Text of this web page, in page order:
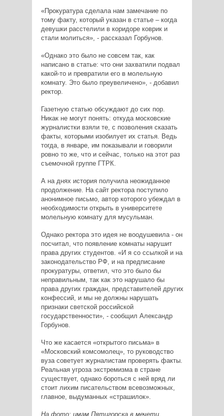
«Прокуратура сделала нам замечание по
тому факту, который указан в статье – когда
девушки расстелили в коридоре коврик и
стали молиться», - рассказал Горбунов.
«Однако это было не совсем так, как
написано в статье: что они захватили подвал
какой-то и превратили его в молельную
комнату. Это было преувеличено», - добавил
ректор.
Газетную статью обсуждают до сих пор.
Никак не могут понять: откуда московские
журналистки взяли те, с позволения сказать
факты, которыми изобилует их статья. Ведь
тогда, в январе, им показывали и говорили
ровно то же, что и сейчас, только на этот раз
съемочной группе ГТРК.
А на днях история получила неожиданное
продолжение. На сайт ректора поступило
анонимное письмо, автор которого убеждал в
необходимости открыть в университете
молельную комнату для мусульман.
Однако ректора это идея не воодушевила - он
посчитал, что появление комнаты нарушит
права других студентов. «И я со ссылкой и на
законодательство РФ, и на предписание
прокуратуры, ответил, что это было бы
неправильным, так как это нарушало бы
права других граждан, представителей других
конфессий, и мы не должны нарушать
признаки светской российской
государственности», - сообщил Александр
Горбунов.
Что же касается «открытого письма» в
«Московский комсомолец», то руководство
вуза советует журналистам проверять факты.
Реальная угроза экстремизма в стране
существует, однако бороться с ней вряд ли
стоит лихим писательством всевозможных,
главное, выдуманных «страшилок».
На фото: имам Пятигорска в мечети